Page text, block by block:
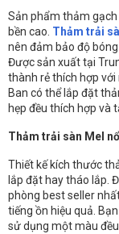
Sản phẩm thảm
bền cao. Thảm trải
nên đảm bảo độ
Được sản xuất tại
thành rẻ thích hợp
Ban có thể lắp đặt
hẹp đều thích hợp và
Thảm trải sàn Mel
Thiết kế kích thước
lắp đặt hay tháo lắp.
phòng best seller
tiếng ồn hiệu quả.
sử dụng một màu